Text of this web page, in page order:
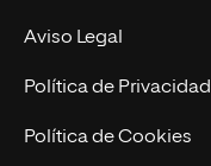
Experto Universitario
Postgrados
Cursos Universitarios
Nuestro Equipo
Trabaja en UNIR
Actualidad
Aviso Legal
Política de Privacidad
Política de Cookies